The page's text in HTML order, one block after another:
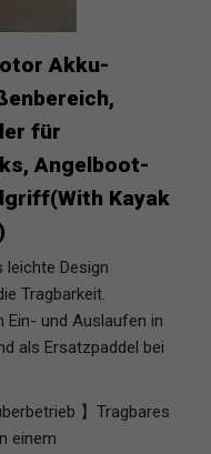
Akku-
für
Angelboot-
Kayak
leichte Design
Tragbarkeit.
Ein- und Auslaufen in
als Ersatzpaddel bei
】Tragbares
einem